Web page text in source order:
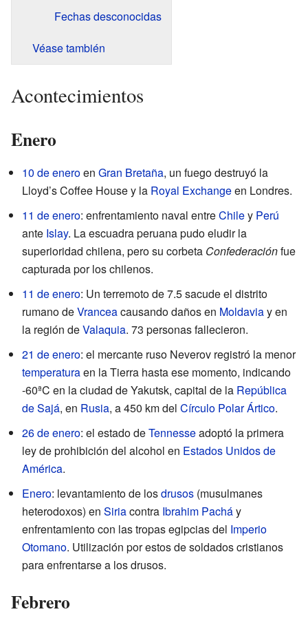
Fechas desconocidas
Véase también
Acontecimientos
Enero
10 de eneroen Gran Bretaña, un fuego destruyó la
Lloyd’s Coffee House y la Royal Exchangeen Londres.
11 de enero: enfrentamiento naval entreChiley Perú
ante Islay. La escuadra peruana pudo eludir la
superioridad chilena, pero su corbeta Confederaciónfue
capturada por los chilenos.
11 de enero: Un terremoto de 7.5 sacude el distrito
rumano deVranceacausando daños en Moldaviay en
la región deValaquia. 73 personas fallecieron.
21 de enero: el mercante ruso Neverov registró la menor
temperaturaen la Tierra hasta ese momento, indicando
-60ªC en la ciudad de Yakutsk, capital de la República
de Sajá, en Rusia, a 450 km del Círculo Polar Ártico.
26 de enero: el estado deTennesseadoptó la primera
ley de prohibición del alcohol en Estados Unidos de
América.
Enero: levantamiento de losdrusos (musulmanes
heterodoxos) en Siriacontra Ibrahim Pacháy
enfrentamiento con las tropas egipcias del Imperio
Otomano. Utilización por estos de soldados cristianos
para enfrentarse a los drusos.
Febrero